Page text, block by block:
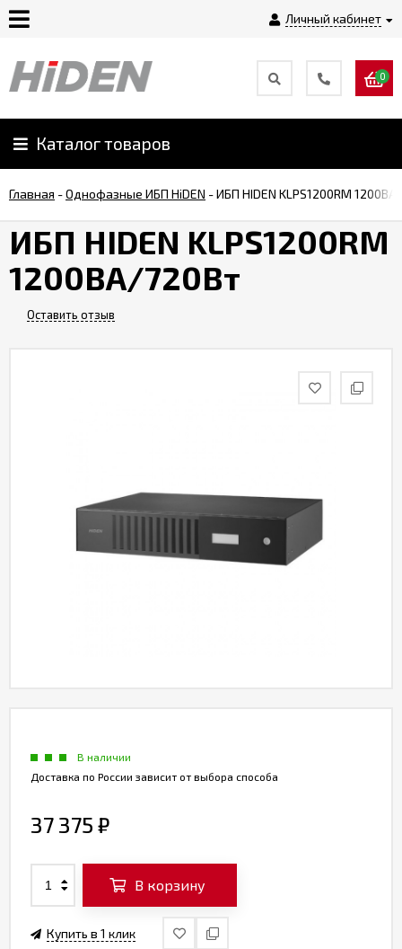
Личный кабинет
Главная
О
Оплата
Монтаж
0
Каталог товаров
Главная -Однофазные ИБП HiDEN -ИБП HIDEN KLPS1200RM
ИБП HIDEN KLPS1200RM
1200ВА/720Вт
Оставить отзыв
В наличии
Доставка по России зависит от выбора способа
37 375 ₽
В корзину
Купить в 1 клик